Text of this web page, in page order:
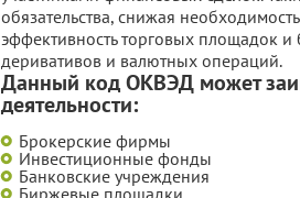
обязательства, снижая
эффективность торговых площадок и
деривативов и валютных операций.
Данный код ОКВЭД может
деятельности:
Брокерские фирмы
Инвестиционные фонды
Банковские учреждения
Биржевые площадки